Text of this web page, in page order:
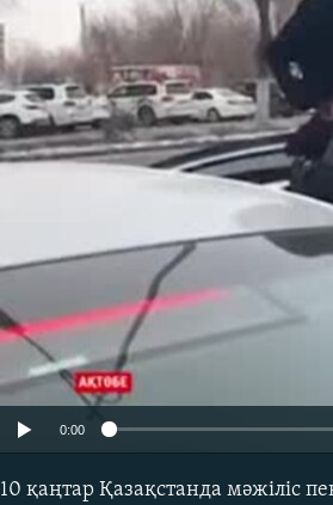
0:00
10 қаңтар Қазақстанда мәжіліс